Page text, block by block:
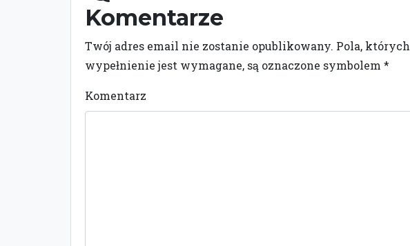
Komentarze
Twój adres email nie zostanie opublikowany. Pola, których
wypełnienie jest wymagane, są oznaczone symbolem *
Komentarz